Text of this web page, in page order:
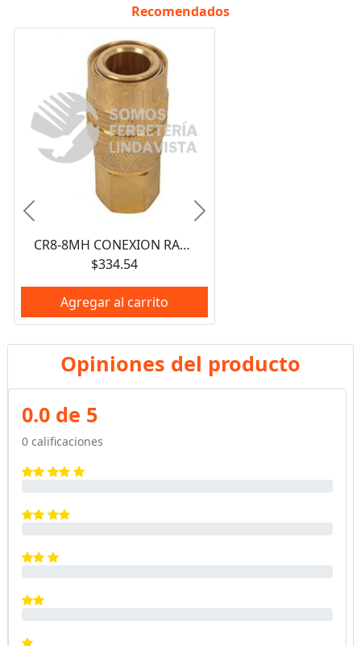
Recomendados
CR8-8MH CONEXION RAPIDA HEMBRA 1/2" GATES
$334.54
Agregar al carrito
Anterior Siguiente
Opiniones del producto
0.0 de 5
0 calificaciones